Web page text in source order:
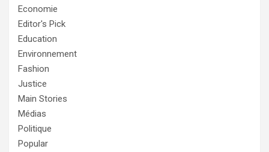
Economie
Editor's Pick
Education
Environnement
Fashion
Justice
Main Stories
Médias
Politique
Popular